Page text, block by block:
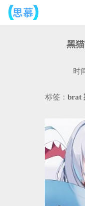
黑
时
标签： brat